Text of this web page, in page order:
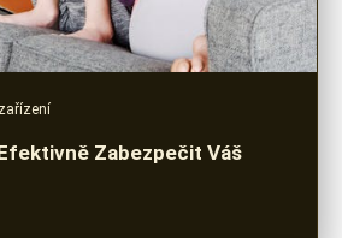
Zabezpečit Váš